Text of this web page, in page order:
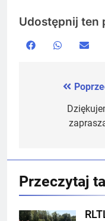
Udostępnij ten
Share
Facebook
Share
Nawigacja
Przeczytaj